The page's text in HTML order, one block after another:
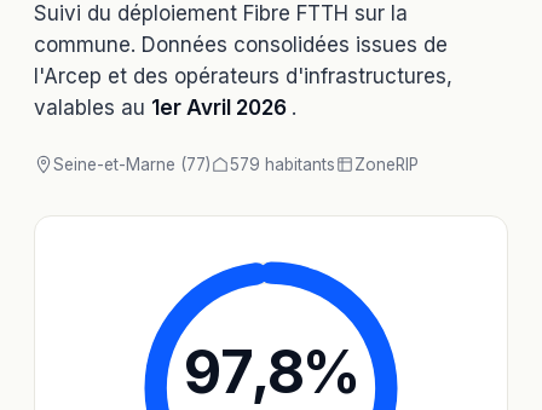
Suivi du déploiement Fibre FTTH sur la
commune. Données consolidées issues de
l'Arcep et des opérateurs d'infrastructures,
valables au 1er Avril 2026 .
Seine-et-Marne (77) 579 habitants ZoneRIP
97,8%